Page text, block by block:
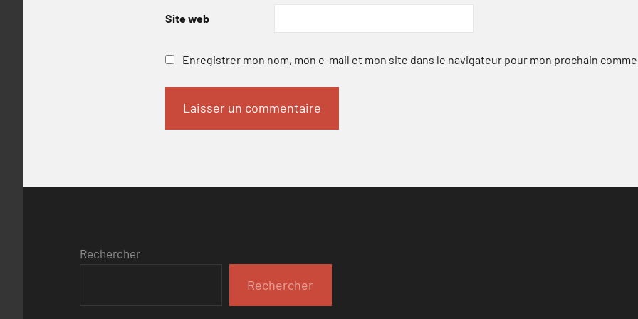
Site web
Enregistrer mon nom, mon e-mail et mon site dans le navigateur pour mon prochain
Rechercher
Rechercher